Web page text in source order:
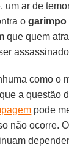
um ar de
ogarimpo
que quem
como o
a questão
pode
não ocorre.